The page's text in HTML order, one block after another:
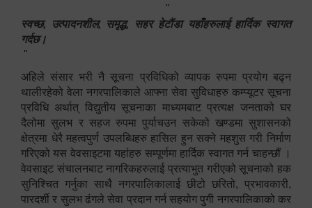
"
स्वच्छ, उत्पादनशील, समृद्ध, सहर हेटौंडा यहाँहरुलाई हार्दिक स्वागत
गर्दछ।
"
अहिले संसार भरी नै सूचना प्रविधिको व्यापक रुपमा प्रयोग बढ्न
थालीरहेको वेला नगरपालिकाले आफ्ना सेवा सुविधाहरु कम्प्यूटर सूचना
प्रविधि अर्थात् विद्युतीय सूचनाका माध्यमबाट प्रत्यक्ष जनताको घर
दैलोमा सुलभ र सहज रुपमा पुर्याचउन सकेको खण्डमा सुशासनको
क्षेत्रमा धेरै महत्वपुर्ण उपलब्धिहरु हासिल हुन सक्ने महशुस गरी निर्माण
गरिएको यस वेवसाइटमा यहांहरु सम्पूर्णमा हार्दिक स्वागत गर्न चाहन्छौं ।
वेवसाइट संचालनबाट नागरिकहरुलाई प्रत्याभुत गरीएको सूचनाको हक
सुनिश्चित गर्नुका साथै नगरपालिकालाई छीटो छरितो, प्रभावकारी,
पारदर्शी र सुलभ ढंगले सेवा प्रदान गर्न सहयोग पुगी नगरपालिकाको कर